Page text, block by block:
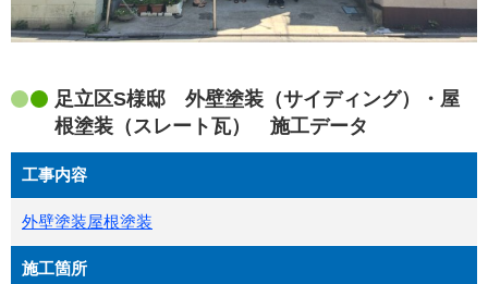
足立区S様邸 外壁塗装（サイディング）・屋
根塗装（スレート瓦） 施工データ
工事内容
外壁塗装屋根塗装
施工箇所